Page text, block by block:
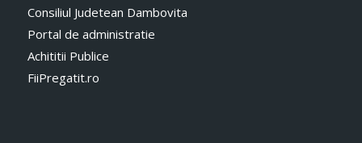
Consiliul Judetean Dambovita
Portal de administratie
Achititii Publice
FiiPregatit.ro